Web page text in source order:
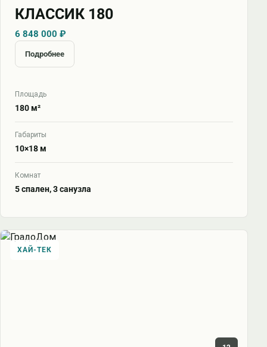
КЛАССИК 180
6 848 000 ₽
Подробнее
Площадь
180 м²
Габариты
10×18 м
Комнат
5 спален, 3 санузла
ХАЙ-ТЕК